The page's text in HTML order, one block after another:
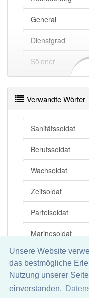
Unsere Website
das bestmögliche
Nutzung unserer
einverstanden.
General
Dienstgrad
Söldner
Truppengattung
Freischärler
Streitkraft
Stellung
Waffendienst
Partisan
Verpflichtung
Sold
Verwandte Wörter
Sanitätssoldat
Berufssoldat
Wachsoldat
Zeitsoldat
Parteisoldat
Marinesoldat
Besatzungssoldat
Elitesoldat